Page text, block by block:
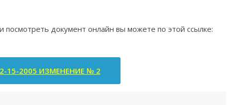
посмотреть документ онлайн вы можете по этой ссылке:
15-2005 ИЗМЕНЕНИЕ № 2